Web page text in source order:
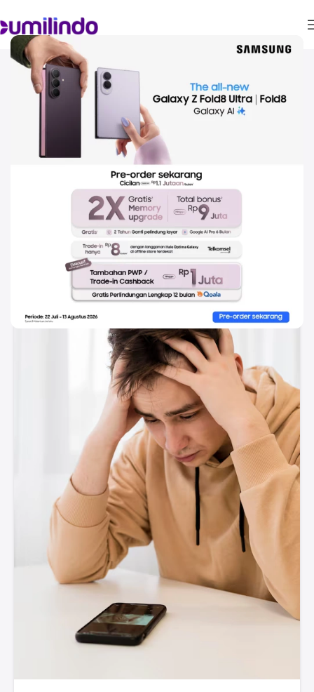
Update Info HP
Samsung Terbaru